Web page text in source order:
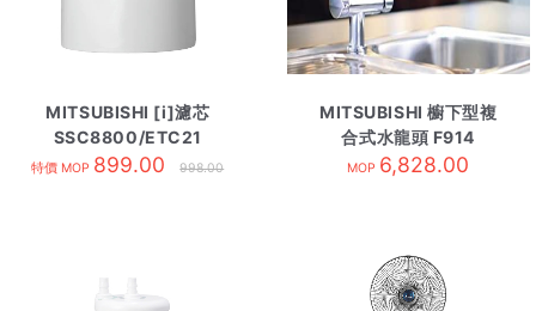
MITSUBISHI [i]濾芯
SSC8800/ETC21
特價 MOP 899.00 998.00
MITSUBISHI 櫥下型複
合式水龍頭 F914
MOP 6,828.00